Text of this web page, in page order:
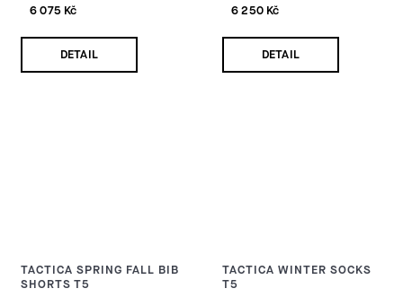
6 075 Kč
DETAIL
6 250 Kč
DETAIL
TACTICA SPRING FALL BIB
SHORTS T5
TACTICA WINTER SOCKS
T5